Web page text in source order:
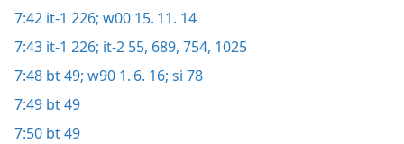
7:42 it-1 226; w00 15. 11. 14
7:43 it-1 226; it-2 55, 689, 754, 1025
7:48 bt 49; w90 1. 6. 16; si 78
7:49 bt 49
7:50 bt 49